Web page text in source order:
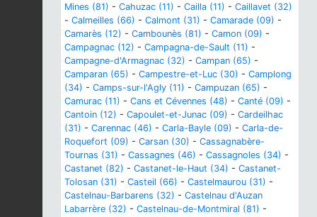
Mines (81) - Cahuzac (11) - Cailla (11) - Caillavet (32)
- Calmeilles (66) - Calmont (31) - Camarade (09) -
Camarès (12) - Cambounès (81) - Camon (09) -
Campagnac (12) - Campagna-de-Sault (11) -
Campagne-d'Armagnac (32) - Campan (65) -
Camparan (65) - Campestre-et-Luc (30) - Camplong
(34) - Camps-sur-l'Agly (11) - Campuzan (65) -
Camurac (11) - Cans et Cévennes (48) - Canté (09) -
Cantoin (12) - Capoulet-et-Junac (09) - Cardeilhac
(31) - Carennac (46) - Carla-Bayle (09) - Carla-de-
Roquefort (09) - Carsan (30) - Cassagnabère-
Tournas (31) - Cassagnes (46) - Cassagnoles (34) -
Castanet (82) - Castanet-le-Haut (34) - Castanet-
Tolosan (31) - Casteil (66) - Castelmaurou (31) -
Castelnau-Barbarens (32) - Castelnau d'Auzan
Labarrère (32) - Castelnau-de-Montmiral (81) -